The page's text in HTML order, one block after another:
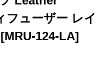
ューザー レイ
124-LA]